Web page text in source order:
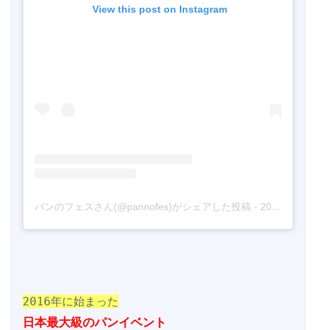
View this post on Instagram
パンのフェスさん(@pannofes)がシェアした投稿 - 2019年 1月月16日午後5時25分PST
2016年に始まった
日本最大級のパンイベント